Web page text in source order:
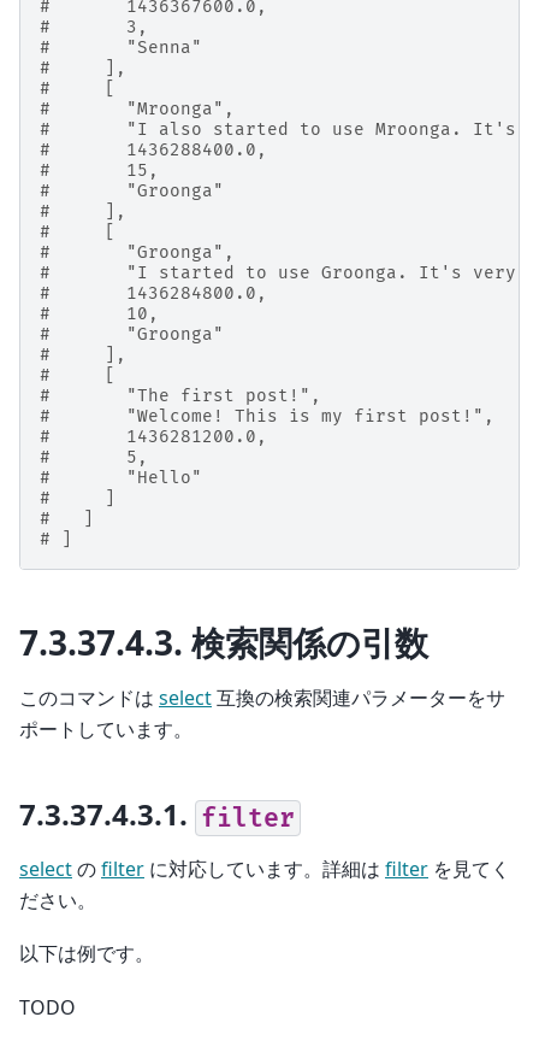
#       1436367600.0,
#       3,
#       "Senna"
#     ],
#     [
#       "Mroonga",
#       "I also started to use Mroonga. It's
#       1436288400.0,
#       15,
#       "Groonga"
#     ],
#     [
#       "Groonga",
#       "I started to use Groonga. It's very
#       1436284800.0,
#       10,
#       "Groonga"
#     ],
#     [
#       "The first post!",
#       "Welcome! This is my first post!",
#       1436281200.0,
#       5,
#       "Hello"
#     ]
#   ]
# ]
7.3.37.4.3. 検索関係の引数
このコマンドは select互換の検索関連パラメーターをサ
ポートしています。
7.3.37.4.3.1. filter
selectのfilter に対応しています。詳細は filter を見てく
ださい。
以下は例です。
TODO